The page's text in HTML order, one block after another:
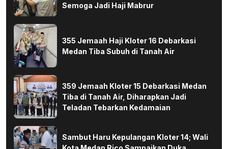
Semoga Jadi Haji Mabrur
355 Jemaah Haji Kloter 16 Debarkasi
Medan Tiba Subuh di Tanah Air
359 Jemaah Kloter 15 Debarkasi Medan
Tiba di Tanah Air, Diharapkan Jadi
Teladan Tebarkan Kedamaian
Sambut Haru Kepulangan Kloter 14; Wali